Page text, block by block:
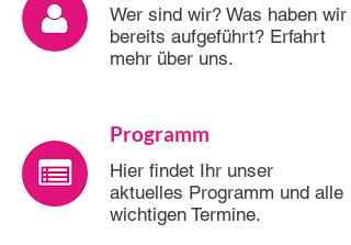
Wer sind wir? Was haben wir
bereits aufgeführt? Erfahrt
mehr über uns.
Programm
Hier findet Ihr unser
aktuelles Programm und alle
wichtigen Termine.